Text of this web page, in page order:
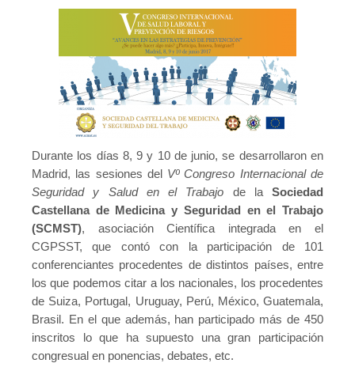
Durante los días 8, 9 y 10 de junio, se desarrollaron en
Madrid, las sesiones del Vº Congreso Internacional de
Seguridad y Salud en el Trabajo de la Sociedad
Castellana de Medicina y Seguridad en el Trabajo
(SCMST), asociación Científica integrada en el
CGPSST, que contó con la participación de 101
conferenciantes procedentes de distintos países, entre
los que podemos citar a los nacionales, los procedentes
de Suiza, Portugal, Uruguay, Perú, México, Guatemala,
Brasil. En el que además, han participado más de 450
inscritos lo que ha supuesto una gran participación
congresual en ponencias, debates, etc.